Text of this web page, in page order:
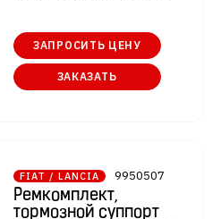
ЗАПРОСИТЬ ЦЕНУ
ЗАКАЗАТЬ
FIAT / LANCIA 9950507
Ремкомплект,
тормозной суппорт